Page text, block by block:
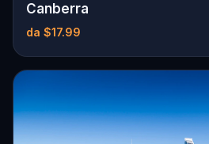
Canberra
da $17.99